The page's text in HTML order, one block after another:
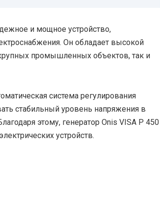
и мощное устройство,
Он обладает высокой
промышленных объектов, так и
система регулирования
стабильный уровень напряжения в
этому, генератор Onis VISA P 450
устройств.